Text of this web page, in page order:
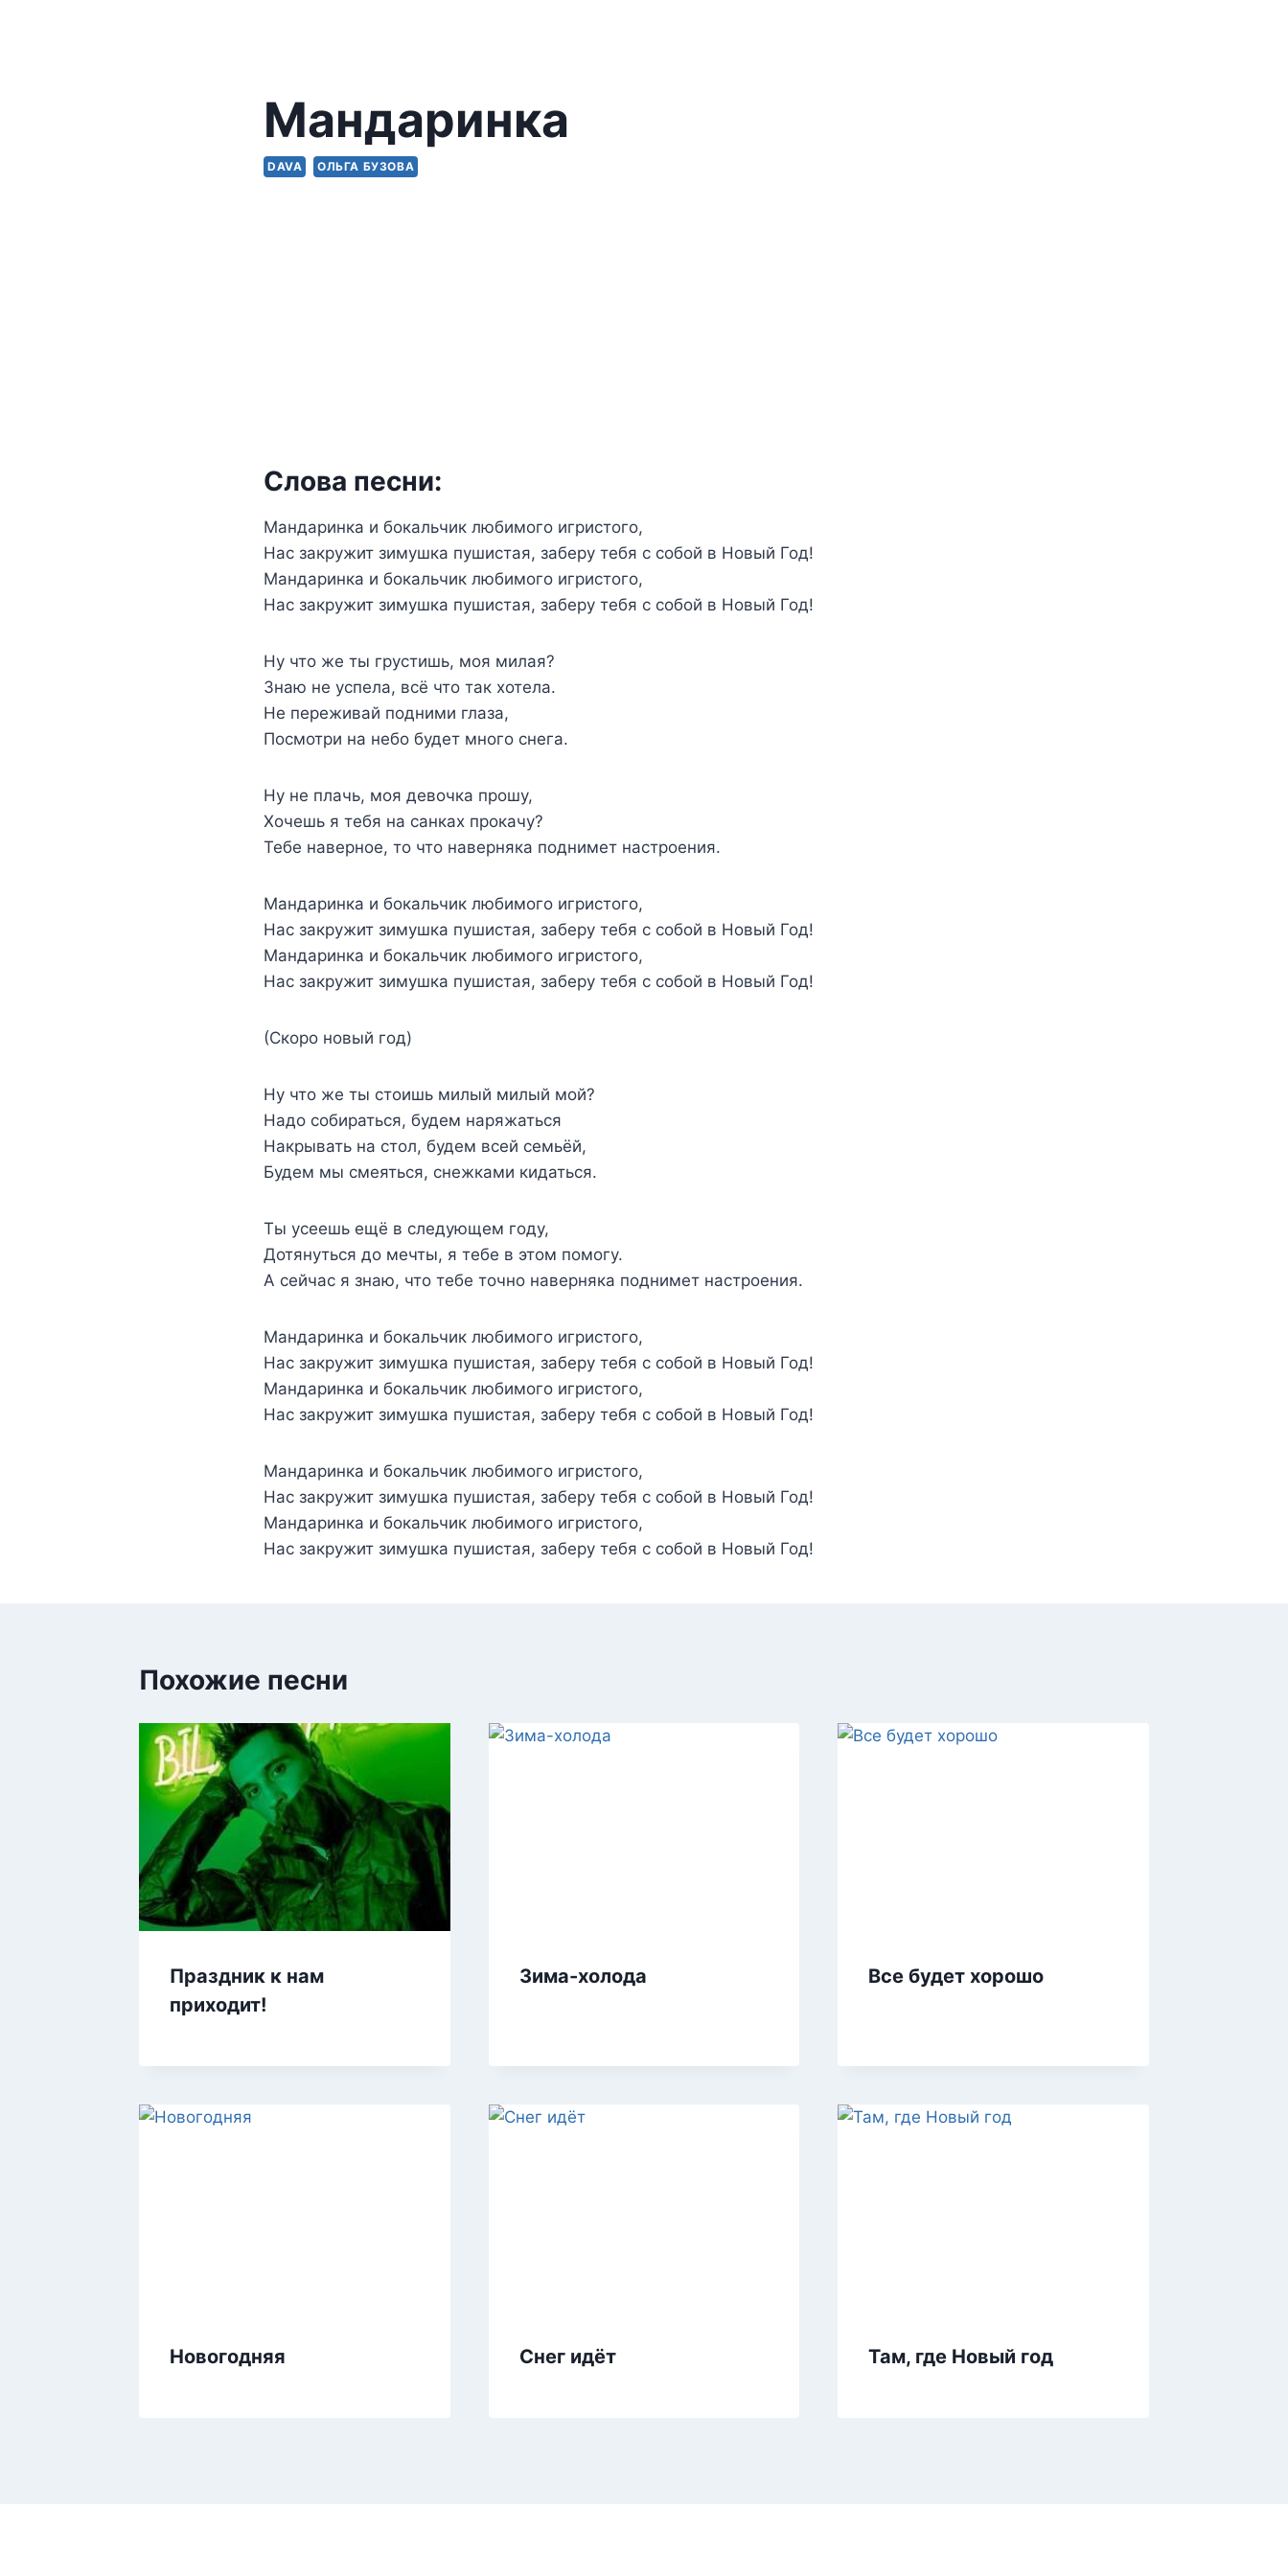
Мандаринка
DAVA ОЛЬГА БУЗОВА
Слова песни:
Мандаринка и бокальчик любимого игристого,
Нас закружит зимушка пушистая, заберу тебя с собой в Новый Год!
Мандаринка и бокальчик любимого игристого,
Нас закружит зимушка пушистая, заберу тебя с собой в Новый Год!
Ну что же ты грустишь, моя милая?
Знаю не успела, всё что так хотела.
Не переживай подними глаза,
Посмотри на небо будет много снега.
Ну не плачь, моя девочка прошу,
Хочешь я тебя на санках прокачу?
Тебе наверное, то что наверняка поднимет настроения.
Мандаринка и бокальчик любимого игристого,
Нас закружит зимушка пушистая, заберу тебя с собой в Новый Год!
Мандаринка и бокальчик любимого игристого,
Нас закружит зимушка пушистая, заберу тебя с собой в Новый Год!
(Скоро новый год)
Ну что же ты стоишь милый милый мой?
Надо собираться, будем наряжаться
Накрывать на стол, будем всей семьёй,
Будем мы смеяться, снежками кидаться.
Ты усеешь ещё в следующем году,
Дотянуться до мечты, я тебе в этом помогу.
А сейчас я знаю, что тебе точно наверняка поднимет настроения.
Мандаринка и бокальчик любимого игристого,
Нас закружит зимушка пушистая, заберу тебя с собой в Новый Год!
Мандаринка и бокальчик любимого игристого,
Нас закружит зимушка пушистая, заберу тебя с собой в Новый Год!
Мандаринка и бокальчик любимого игристого,
Нас закружит зимушка пушистая, заберу тебя с собой в Новый Год!
Мандаринка и бокальчик любимого игристого,
Нас закружит зимушка пушистая, заберу тебя с собой в Новый Год!
Похожие песни
Праздник к нам
приходит!
Зима-холода Все будет хорошо
Новогодняя Снег идёт Там, где Новый год